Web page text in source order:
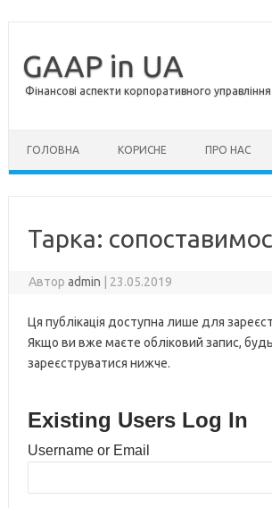
GAAP in UA
Фінансові аспекти корпоративного
ГОЛОВНА КОРИСНЕ ПРО НАС
Тарка:
Авторadmin 23.05.2019
Ця публікація доступна лише для
Якщо ви вже маєте обліковий запис,
зареєструватися нижче.
Existing Users Log In
Username or Email